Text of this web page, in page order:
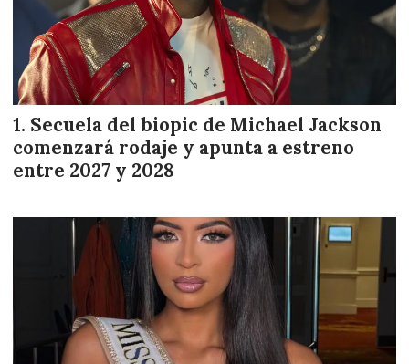
Secuela del biopic de Michael Jackson
comenzará rodaje y apunta a estreno
entre 2027 y 2028